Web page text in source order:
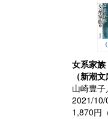
女系家
（新潮文
山崎豊
2021/10/
1,870円